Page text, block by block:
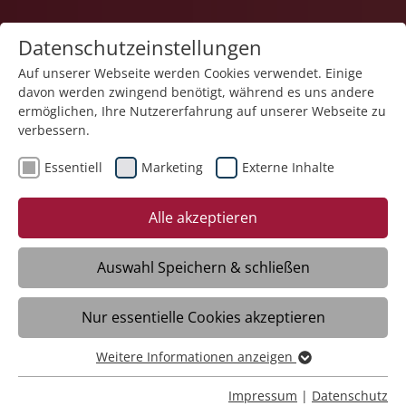
17.02.2025
Ein blumiger Gruß zum
Valentinstag
Gosheim – Im Altenpflegeheim Gosheim
der Stiftung Liebenau gab es zum Tag der
Liebenden für die Bewohnerschaft ein
kleines Valentinssträußchen vom
Datenschutzeinstellungen
Auf unserer Webseite werden Cookies verwendet. Einige
davon werden zwingend benötigt, während es uns andere
ermöglichen, Ihre Nutzererfahrung auf unserer Webseite zu
verbessern.
Essentiell Marketing Externe Inhalte
Alle akzeptieren
Auswahl Speichern & schließen
Nur essentielle Cookies akzeptieren
Essentiell
Essentielle Cookies werden für grundlegende Funktionen
Weitere Informationen anzeigen
Impressum | Datenschutz